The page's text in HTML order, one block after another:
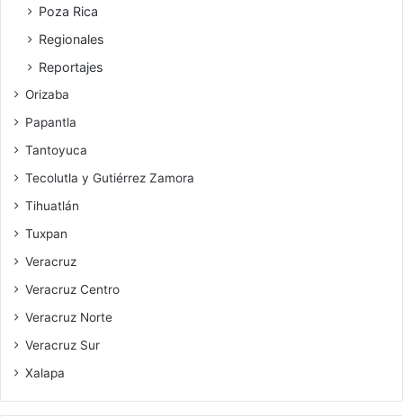
Poza Rica
Regionales
Reportajes
Orizaba
Papantla
Tantoyuca
Tecolutla y Gutiérrez Zamora
Tihuatlán
Tuxpan
Veracruz
Veracruz Centro
Veracruz Norte
Veracruz Sur
Xalapa